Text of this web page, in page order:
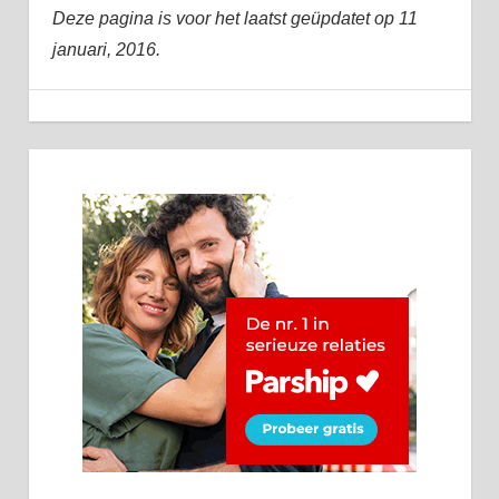
Deze pagina is voor het laatst geüpdatet op 11
januari, 2016.
dating
9 januari, 2016
admin
Algemeen